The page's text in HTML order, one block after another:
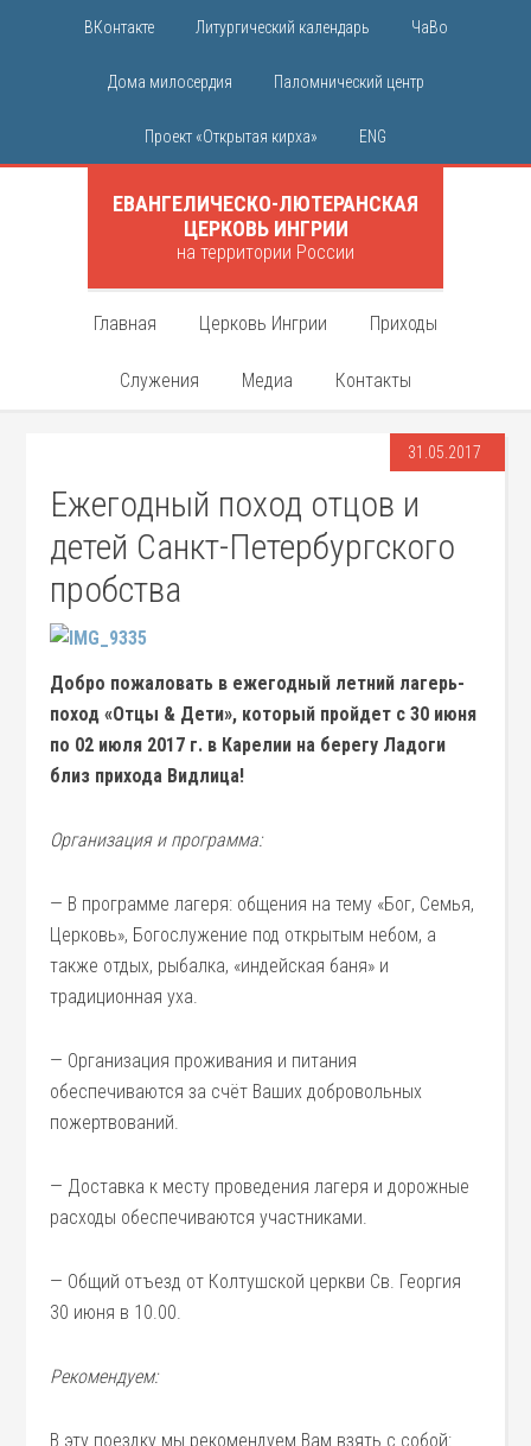
ВКонтакте Литургический календарь ЧаВо
Дома милосердия Паломнический центр
Проект «Открытая кирха» ENG
ЕВАНГЕЛИЧЕСКО-ЛЮТЕРАНСКАЯ
ЦЕРКОВЬ ИНГРИИ
на территории России
Главная Церковь Ингрии Приходы
Служения Медиа Контакты
31.05.2017
Ежегодный поход отцов и
детей Санкт-Петербургского
пробства
Добро пожаловать в ежегодный летний лагерь-
поход «Отцы & Дети», который пройдет с 30 июня
по 02 июля 2017 г. в Карелии на берегу Ладоги
близ прихода Видлица!
Организация и программа:
— В программе лагеря: общения на тему «Бог, Семья,
Церковь», Богослужение под открытым небом, а
также отдых, рыбалка, «индейская баня» и
традиционная уха.
— Организация проживания и питания
обеспечиваются за счёт Ваших добровольных
пожертвований.
— Доставка к месту проведения лагеря и дорожные
расходы обеспечиваются участниками.
— Общий отъезд от Колтушской церкви Св. Георгия
30 июня в 10.00.
Рекомендуем:
В эту поездку мы рекомендуем Вам взять с собой: